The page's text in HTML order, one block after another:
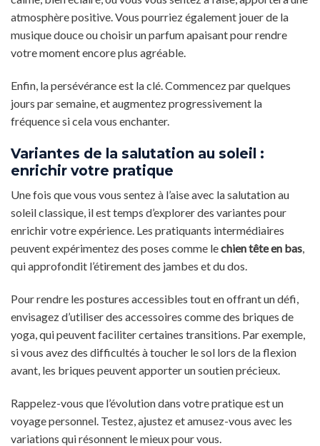
atmosphère positive. Vous pourriez également jouer de la
musique douce ou choisir un parfum apaisant pour rendre
votre moment encore plus agréable.
Enfin, la persévérance est la clé. Commencez par quelques
jours par semaine, et augmentez progressivement la
fréquence si cela vous enchanter.
Variantes de la salutation au soleil :
enrichir votre pratique
Une fois que vous vous sentez à l’aise avec la salutation au
soleil classique, il est temps d’explorer des variantes pour
enrichir votre expérience. Les pratiquants intermédiaires
peuvent expérimentez des poses comme lechien tête en bas,
qui approfondit l’étirement des jambes et du dos.
Pour rendre les postures accessibles tout en offrant un défi,
envisagez d’utiliser des accessoires comme des briques de
yoga, qui peuvent faciliter certaines transitions. Par exemple,
si vous avez des difficultés à toucher le sol lors de la flexion
avant, les briques peuvent apporter un soutien précieux.
Rappelez-vous que l’évolution dans votre pratique est un
voyage personnel. Testez, ajustez et amusez-vous avec les
variations qui résonnent le mieux pour vous.